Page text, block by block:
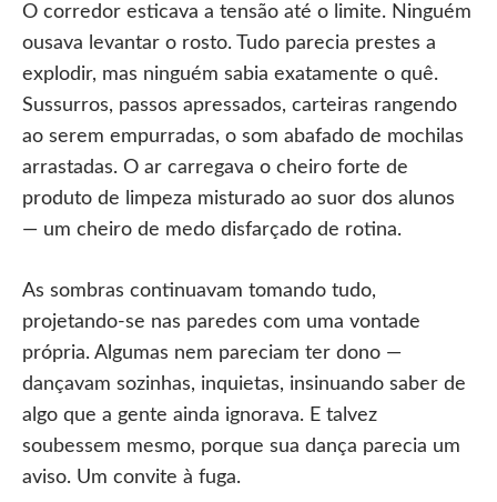
O corredor esticava a tensão até o limite. Ninguém
ousava levantar o rosto. Tudo parecia prestes a
explodir, mas ninguém sabia exatamente o quê.
Sussurros, passos apressados, carteiras rangendo
ao serem empurradas, o som abafado de mochilas
arrastadas. O ar carregava o cheiro forte de
produto de limpeza misturado ao suor dos alunos
— um cheiro de medo disfarçado de rotina.
As sombras continuavam tomando tudo,
projetando-se nas paredes com uma vontade
própria. Algumas nem pareciam ter dono —
dançavam sozinhas, inquietas, insinuando saber de
algo que a gente ainda ignorava. E talvez
soubessem mesmo, porque sua dança parecia um
aviso. Um convite à fuga.